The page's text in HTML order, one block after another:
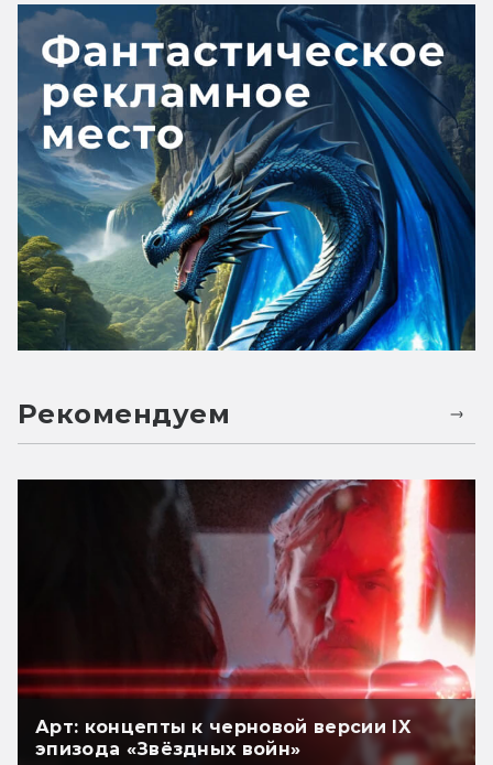
Рекомендуем
Арт: концепты к черновой версии IX
эпизода «Звёздных войн»